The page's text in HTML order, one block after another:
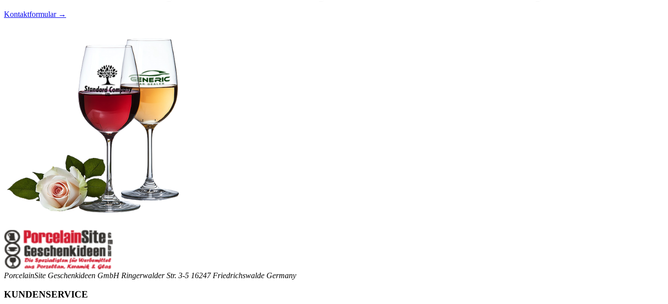
Kontaktformular →
PorcelainSite Geschenkideen GmbH Ringerwalder Str. 3-5 16247 Friedrichswalde Germany
KUNDENSERVICE